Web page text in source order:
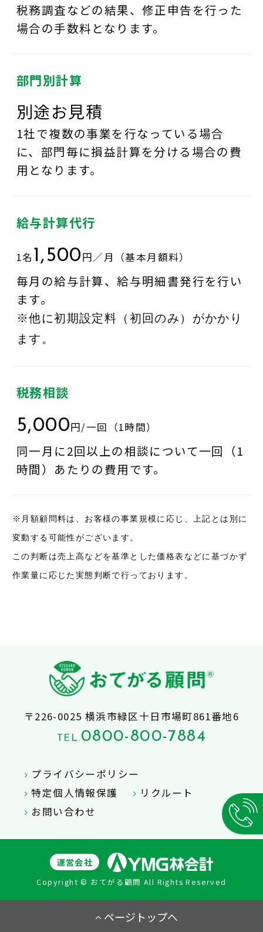
税務調査などの結果、修正申告を行った
場合の手数料となります。
部門別計算
別途お見積
1社で複数の事業を行なっている場合
に、部門毎に損益計算を分ける場合の費
用となります。
給与計算代行
1名 1,500円／月（基本月額料）
毎月の給与計算、給与明細書発行を行い
ます。
※他に初期設定料（初回のみ）がかかり
ます。
税務相談
5,000円/一回（1時間）
同一月に2回以上の相談について一回（1
時間）あたりの費用です。
※月額顧問料は、お客様の事業規模に応じ、上記とは別に
変動する可能性がございます。
この判断は売上高などを基準とした価格表などに基づかず
作業量に応じた実態判断で行っております。
〒226-0025 横浜市緑区十日市場町861番地6
TEL.0800-800-7884
プライバシーポリシー
特定個人情報保護
リクルート
お問い合わせ
運営会社
Copyright © おてがる顧問 All Rights Reserved